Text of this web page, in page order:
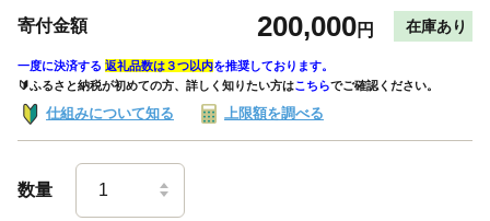
寄付金額 200,000円 在庫あり
一度に決済する 返礼品数は３つ以内を推奨しております。
🔰ふるさと納税が初めての方、詳しく知りたい方はこちらでご確認ください。
仕組みについて知る 上限額を調べる
数量